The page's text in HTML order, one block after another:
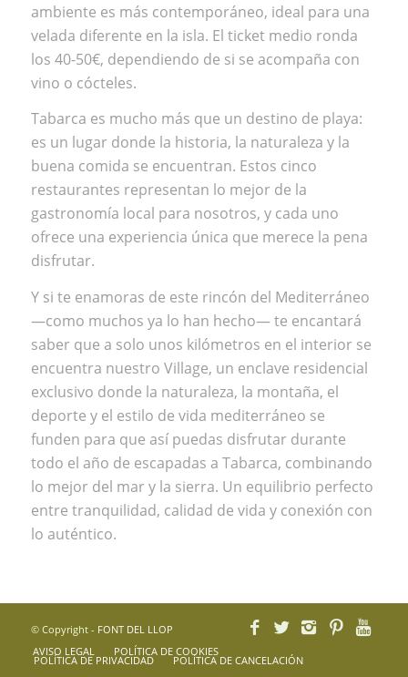
ambiente es más contemporáneo, ideal para una
velada diferente en la isla. El ticket medio ronda
los 40-50€, dependiendo de si se acompaña con
vino o cócteles.
Tabarca es mucho más que un destino de playa:
es un lugar donde la historia, la naturaleza y la
buena comida se encuentran. Estos cinco
restaurantes representan lo mejor de la
gastronomía local para nosotros, y cada uno
ofrece una experiencia única que merece la pena
disfrutar.
Y si te enamoras de este rincón del Mediterráneo
—como muchos ya lo han hecho— te encantará
saber que a solo unos kilómetros en el interior se
encuentra nuestro Village, un enclave residencial
exclusivo donde la naturaleza, la montaña, el
deporte y el estilo de vida mediterráneo se
funden para que así puedas disfrutar durante
todo el año de escapadas a Tabarca, combinando
lo mejor del mar y la sierra. Un equilibrio perfecto
entre tranquilidad, calidad de vida y conexión con
lo auténtico.
© Copyright - FONT DEL LLOP
AVISO LEGAL
POLÍTICA DE COOKIES
POLÍTICA DE PRIVACIDAD POLÍTICA DE CANCELACIÓN